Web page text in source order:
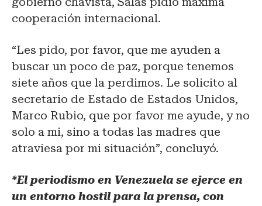
cooperación internacional.
“Les pido, por favor, que me ayuden a
buscar un poco de paz, porque tenemos
siete años que la perdimos. Le solicito al
secretario de Estado de Estados Unidos,
Marco Rubio, que por favor me ayude, y no
solo a mi, sino a todas las madres que
atraviesa por mi situación”, concluyó.
*El periodismo en Venezuela se ejerce en
un entorno hostil para la prensa, con